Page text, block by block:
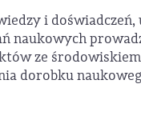
i doświadczeń,
naukowych
ze
dorobku